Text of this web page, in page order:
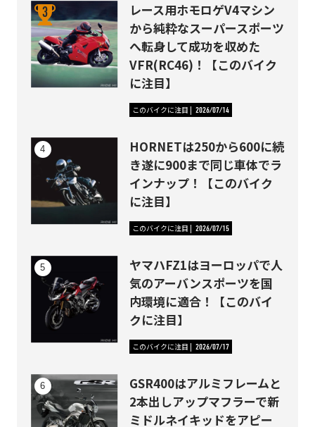
レース用ホモロゲV4マシン
から純粋なスーパースポーツ
へ転身して成功を収めた
VFR(RC46)！【このバイク
に注目】
このバイクに注目 2026/07/14
HORNETは250から600に続
き遂に900まで同じ車体でラ
インナップ！【このバイク
に注目】
このバイクに注目 2026/07/15
ヤマハFZ1はヨーロッパで人
気のアーバンスポーツを国
内環境に適合！【このバイ
クに注目】
このバイクに注目 2026/07/17
GSR400はアルミフレームと
2本出しアップマフラーで新
ミドルネイキッドをアピー